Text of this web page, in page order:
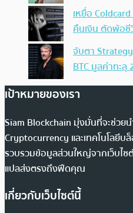
เหยื่อ
คืนเงิน ตัดพ้อ
จับตา
BTC มูลค่าทะ
เป้าหมายของเรา
Siam Blockchain มุ่งมั่นที่จะช่วย
Cryptocurrency และเทคโนโลยีบ
รวบรวมข้อมูลส่วนใหญ่จากเว็บไซ
แปลส่งตรงถึงฟีดคุณ
เกี่ยวกับเว็บไซต์นี้